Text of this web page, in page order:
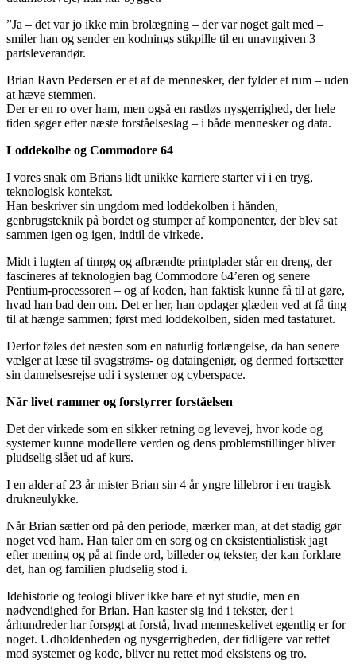
”Ja – det var jo ikke min brolægning – der var noget galt med –
smiler han og sender en kodnings stikpille til en unavngiven 3
partsleverandør.
Brian Ravn Pedersen er et af de mennesker, der fylder et rum – uden
at hæve stemmen.
Der er en ro over ham, men også en rastløs nysgerrighed, der hele
tiden søger efter næste forståelseslag – i både mennesker og data.
Loddekolbe og Commodore 64
I vores snak om Brians lidt unikke karriere starter vi i en tryg,
teknologisk kontekst.
Han beskriver sin ungdom med loddekolben i hånden,
genbrugsteknik på bordet og stumper af komponenter, der blev sat
sammen igen og igen, indtil de virkede.
Midt i lugten af tinrøg og afbrændte printplader står en dreng, der
fascineres af teknologien bag Commodore 64’eren og senere
Pentium-processoren – og af koden, han faktisk kunne få til at gøre,
hvad han bad den om. Det er her, han opdager glæden ved at få ting
til at hænge sammen; først med loddekolben, siden med tastaturet.
Derfor føles det næsten som en naturlig forlængelse, da han senere
vælger at læse til svagstrøms- og dataingeniør, og dermed fortsætter
sin dannelsesrejse udi i systemer og cyberspace.
Når livet rammer og forstyrrer forståelsen
Det der virkede som en sikker retning og levevej, hvor kode og
systemer kunne modellere verden og dens problemstillinger bliver
pludselig slået ud af kurs.
I en alder af 23 år mister Brian sin 4 år yngre lillebror i en tragisk
drukneulykke.
Når Brian sætter ord på den periode, mærker man, at det stadig gør
noget ved ham. Han taler om en sorg og en eksistentialistisk jagt
efter mening og på at finde ord, billeder og tekster, der kan forklare
det, han og familien pludselig stod i.
Idehistorie og teologi bliver ikke bare et nyt studie, men en
nødvendighed for Brian. Han kaster sig ind i tekster, der i
århundreder har forsøgt at forstå, hvad menneskelivet egentlig er for
noget. Udholdenheden og nysgerrigheden, der tidligere var rettet
mod systemer og kode, bliver nu rettet mod eksistens og tro.